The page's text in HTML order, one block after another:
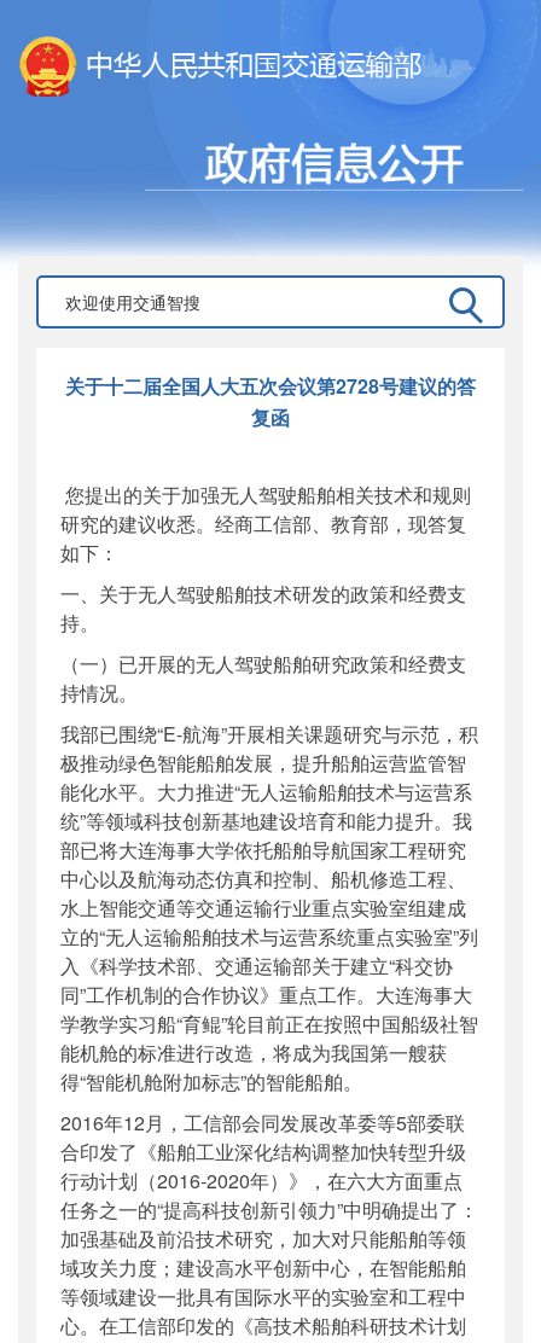
关于十二届全国人大五次会议第2728号建议的答
复函
您提出的关于加强无人驾驶船舶相关技术和规则
研究的建议收悉。经商工信部、教育部，现答复
如下：
一、关于无人驾驶船舶技术研发的政策和经费支
持。
（一）已开展的无人驾驶船舶研究政策和经费支
持情况。
我部已围绕“E-航海”开展相关课题研究与示范，积
极推动绿色智能船舶发展，提升船舶运营监管智
能化水平。大力推进“无人运输船舶技术与运营系
统”等领域科技创新基地建设培育和能力提升。我
部已将大连海事大学依托船舶导航国家工程研究
中心以及航海动态仿真和控制、船机修造工程、
水上智能交通等交通运输行业重点实验室组建成
立的“无人运输船舶技术与运营系统重点实验室”列
入《科学技术部、交通运输部关于建立“科交协
同”工作机制的合作协议》重点工作。大连海事大
学教学实习船“育鲲”轮目前正在按照中国船级社智
能机舱的标准进行改造，将成为我国第一艘获
得“智能机舱附加标志”的智能船舶。
2016年12月，工信部会同发展改革委等5部委联
合印发了《船舶工业深化结构调整加快转型升级
行动计划（2016-2020年）》，在六大方面重点
任务之一的“提高科技创新引领力”中明确提出了：
加强基础及前沿技术研究，加大对只能船舶等领
域攻关力度；建设高水平创新中心，在智能船舶
等领域建设一批具有国际水平的实验室和工程中
心。在工信部印发的《高技术船舶科研技术计划